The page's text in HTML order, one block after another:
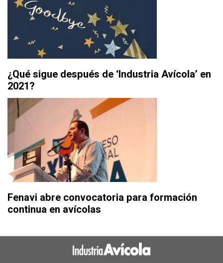
¿Qué sigue después de ‘Industria Avícola’ en
2021?
Fenavi abre convocatoria para formación
continua en avícolas